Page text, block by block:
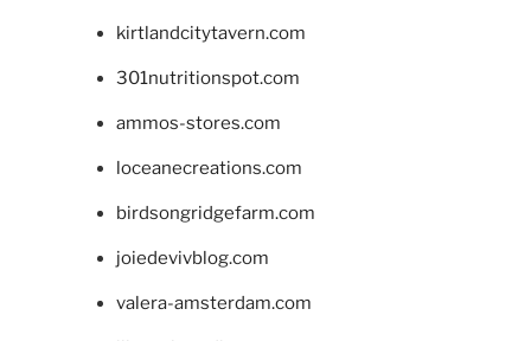
kirtlandcitytavern.com
301nutritionspot.com
ammos-stores.com
loceanecreations.com
birdsongridgefarm.com
joiedevivblog.com
valera-amsterdam.com